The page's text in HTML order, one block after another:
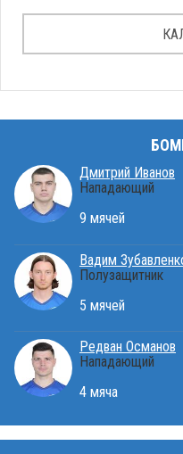
Дмитрий Иванов
Нападающий
9 мячей
Вадим
Полузащитник
5 мячей
Редван Османов
Нападающий
4 мяча